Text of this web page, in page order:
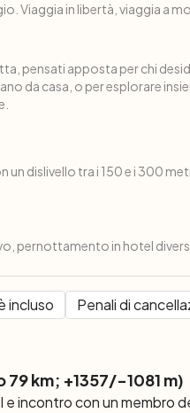
Viaggia in libertà, viaggia a
pensati apposta per chi
da casa, o per esplorare
un dislivello tra i 150 e i 300
pernottamento in hotel
incluso Penali di
79 km; +1357/-1081 m)
incontro con un membro